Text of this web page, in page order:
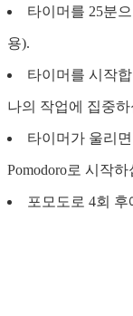
타이머를 25분
용).
타이머를 시작
나의 작업에 집중
타이머가 울리
Pomodoro로 시작하
포모도로 4회